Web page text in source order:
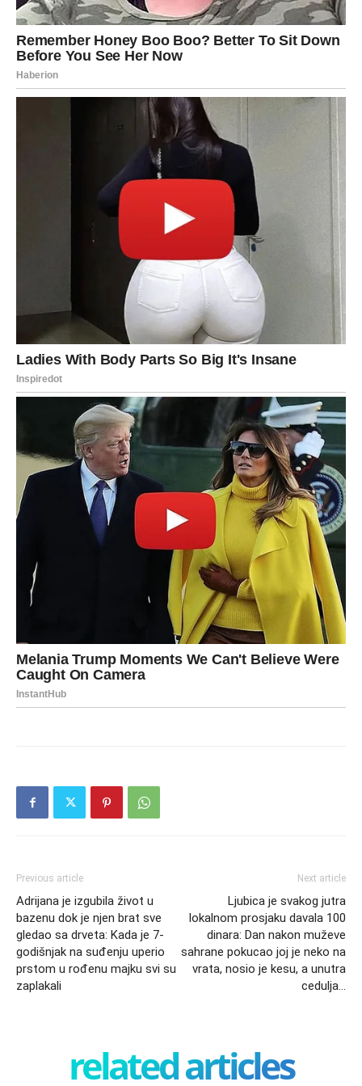
Previous article
Adrijana je izgubila život u
bazenu dok je njen brat sve
gledao sa drveta: Kada je 7-
godišnjak na suđenju uperio
prstom u rođenu majku svi su
zaplakali
Next article
Ljubica je svakog jutra
lokalnom prosjaku davala 100
dinara: Dan nakon muževe
sahrane pokucao joj je neko na
vrata, nosio je kesu, a unutra
cedulja…
related articles